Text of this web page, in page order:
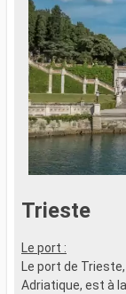
Trieste
Le port :
Le port de
Adriatique, est à